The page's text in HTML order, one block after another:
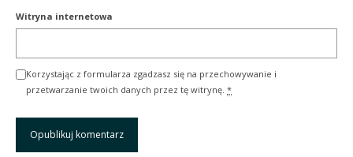
Witryna internetowa
Korzystając z formularza zgadzasz się na przechowywanie i
przetwarzanie twoich danych przez tę witrynę. *